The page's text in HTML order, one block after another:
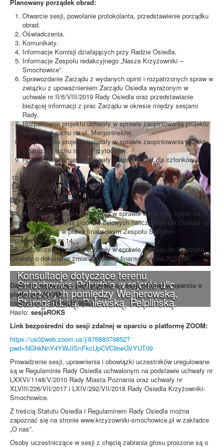
Konsultacje dotyczące terenu
Smochowice Południe w rejonie ulic
położonych pomiędzy Wejherowską,
Starogardzką, Pniewską, Pelplińską.
Planowany porządek obrad:
Otwarcie sesji, powołanie protokolanta, przedstawienie porządku
obrad.
Oświadczenia.
Komunikaty.
Informacje Komisji działających przy Radzie Osiedla.
Informacje Zespołu redakcyjnego „Nasze Krzyżowniki –
Smochowice”.
Sprawozdanie Zarządu z wydanych opinii i rozpatrzonych spraw w
związku z upoważnieniem Zarządu Osiedla wyrażonym w
uchwale nr II/6/VIII/2019 Rady Osiedla oraz przedstawianie
bieżącej informacji z prac Zarządu w okresie między sesjami
Rady.
Rozpatrzenie projektu uchwały w sprawie zaopiniowania projektu
organizacji ruchu na ul. Margonińskiej.
Rozpatrzenie projektu uchwały w sprawie zaopiniowania projektu
organizacji ruchu na ul. Przytocznej.
Rozpatrzenie projektu uchwały w sprawie diet dla członków
organów Osiedla.
Wolne głosy i wnioski.
Zakończenie sesji.
Uzupełnienie porządku obrad:
9A. Rozpatrzenie projektu uchwały w sprawie wyrażenia zgody na
zmianę przeznaczenia środków celowych naliczonych dla Osiedla na
2022 rok, ujętych w planie finansowym Zespołu Szkolno-
Przedszkolnego nr 14.
9B. Rozpatrzenie projektu uchwały w sprawie wniosku do Wydziału
Oświaty o dokonanie zmiany w planie finansowym na 2022 rok.
Dane do logowania i podłączenia do sesji zdalnej w oparciu o
platformę ZOOM:
Identyfikator:876 8837 9852
Hasło: sesjaROKS
Link bezpośredni do sesji zdalnej w oparciu o platformę ZOOM:
https://us02web.zoom.us/j/87688379852?
pwd=NGhkNnY4YWJISnFkcUpCVC9oeGVYUT09
Prowadzenie sesji, uprawnienia i obowiązki uczestników uregulowane
są w Regulaminie Rady Osiedla uchwalonym na podstawie uchwały nr
LXXVI/1148/V/2010 Rady Miasta Poznania oraz uchwały nr
XLVIII/226/VII/2017 i LXIV/292/VII/2018 Rady Osiedla Krzyżowniki-
Smochowice.
Z treścią Statutu Osiedla i Regulaminem Rady Osiedla można
zapoznać się na stronie www.krzyzowniki-smochowice.pl w zakładce
„O nas”.
Osoby uczestniczące w sesji z chęcią zabrania głosu proszone są o